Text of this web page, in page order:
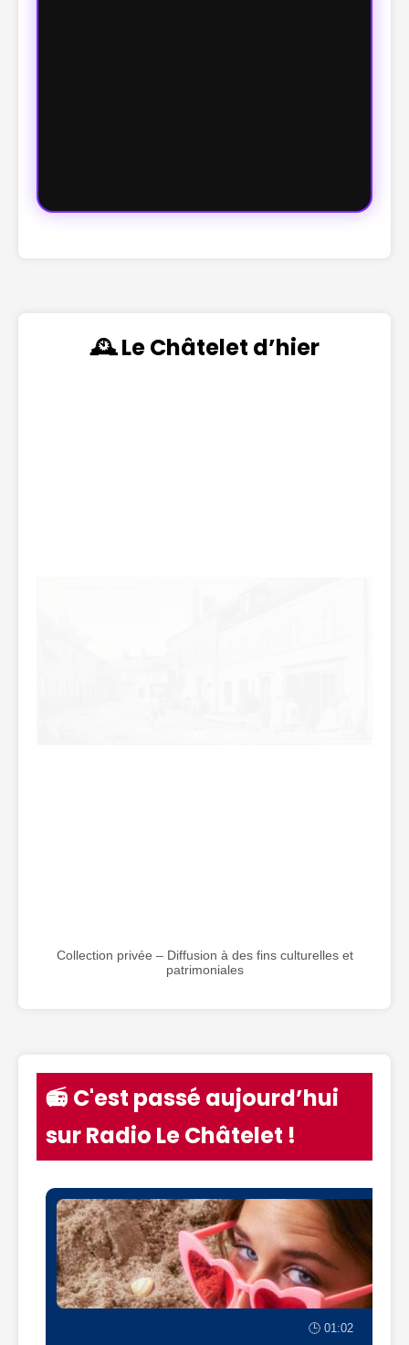
🕰️ Le Châtelet d’hier
Collection privée – Diffusion à des fins culturelles et
patrimoniales
📻 C'est passé aujourd’hui
sur Radio Le Châtelet !
🕒 01:02